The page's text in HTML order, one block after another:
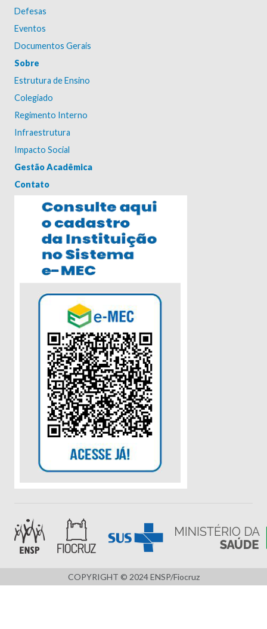
Defesas
Eventos
Documentos Gerais
Sobre
Estrutura de Ensino
Colegiado
Regimento Interno
Infraestrutura
Impacto Social
Gestão Acadêmica
Contato
COPYRIGHT © 2024 ENSP/Fiocruz